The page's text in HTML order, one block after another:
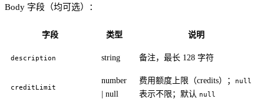
Body 字段（均可选）：
字段 类型 说明
description string 备注，最长 128 字符
creditLimit
number
| null
费用额度上限（credits）； null
表示不限；默认 null